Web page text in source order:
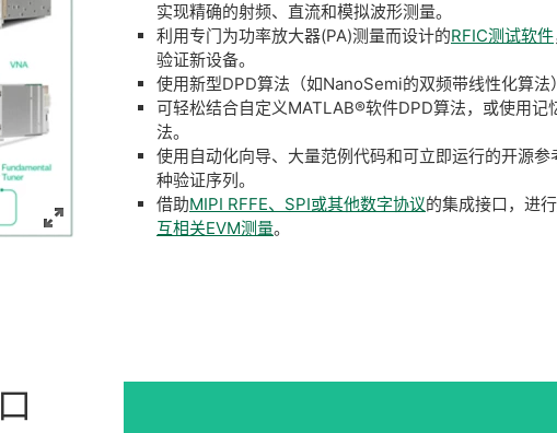
实现精确的射频、直流和模拟波形测量。
利用专门为功率放大器(PA)测量而设计的RFIC测试软件
验证新设备。
使用新型DPD算法（如NanoSemi的双频带线性化算法
可轻松结合自定义MATLAB®软件DPD算法，或使用记
法。
使用自动化向导、大量范例代码和可立即运行的开源
种验证序列。
借助MIPI RFFE、SPI或其他数字协议的集成接口，进行
互相关EVM测量。
口